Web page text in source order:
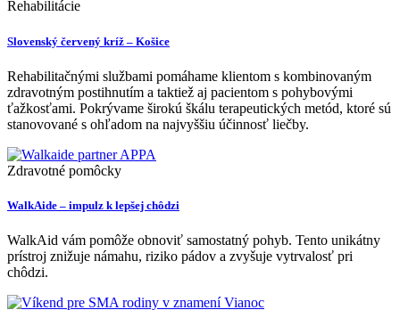
Rehabilitácie
Slovenský červený kríž – Košice
Rehabilitačnými službami pomáhame klientom s kombinovaným
zdravotným postihnutím a taktiež aj pacientom s pohybovými
ťažkosťami. Pokrývame širokú škálu terapeutických metód, ktoré sú
stanovované s ohľadom na najvyššiu účinnosť liečby.
Zdravotné pomôcky
WalkAide – impulz k lepšej chôdzi
WalkAid vám pomôže obnoviť samostatný pohyb. Tento unikátny
prístroj znižuje námahu, riziko pádov a zvyšuje vytrvalosť pri
chôdzi.